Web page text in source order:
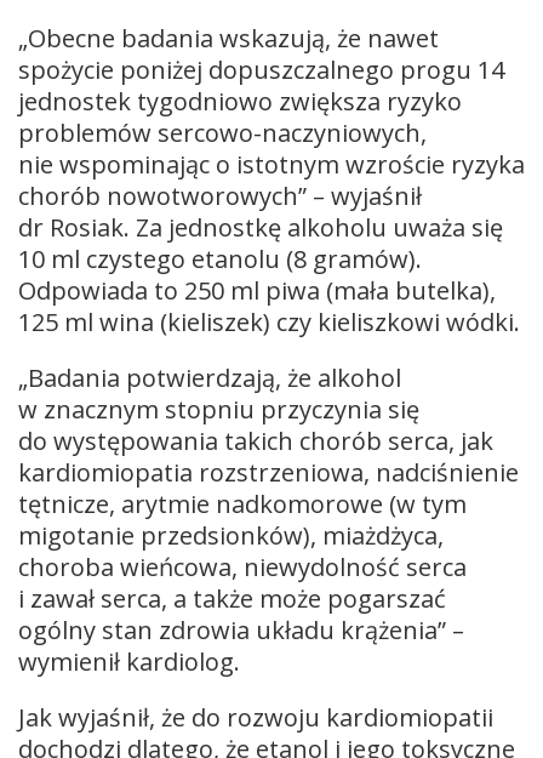
„Obecne badania wskazują, że nawet
spożycie poniżej dopuszczalnego progu 14
jednostek tygodniowo zwiększa ryzyko
problemów sercowo-naczyniowych,
nie wspominając o istotnym wzroście ryzyka
chorób nowotworowych” – wyjaśnił
dr Rosiak. Za jednostkę alkoholu uważa się
10 ml czystego etanolu (8 gramów).
Odpowiada to 250 ml piwa (mała butelka),
125 ml wina (kieliszek) czy kieliszkowi wódki.
„Badania potwierdzają, że alkohol
w znacznym stopniu przyczynia się
do występowania takich chorób serca, jak
kardiomiopatia rozstrzeniowa, nadciśnienie
tętnicze, arytmie nadkomorowe (w tym
migotanie przedsionków), miażdżyca,
choroba wieńcowa, niewydolność serca
i zawał serca, a także może pogarszać
ogólny stan zdrowia układu krążenia” –
wymienił kardiolog.
Jak wyjaśnił, że do rozwoju kardiomiopatii
dochodzi dlatego, że etanol i jego toksyczne